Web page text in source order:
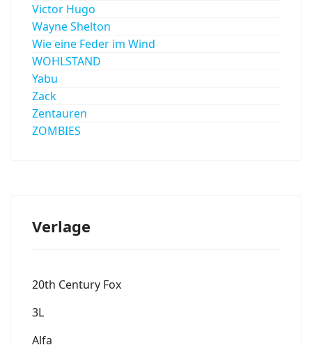
Victor Hugo
Wayne Shelton
Wie eine Feder im Wind
WOHLSTAND
Yabu
Zack
Zentauren
ZOMBIES
Verlage
20th Century Fox
3L
Alfa